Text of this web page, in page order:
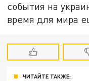
события на
время для мира
ЧИТАЙТЕ ТАКЖЕ: